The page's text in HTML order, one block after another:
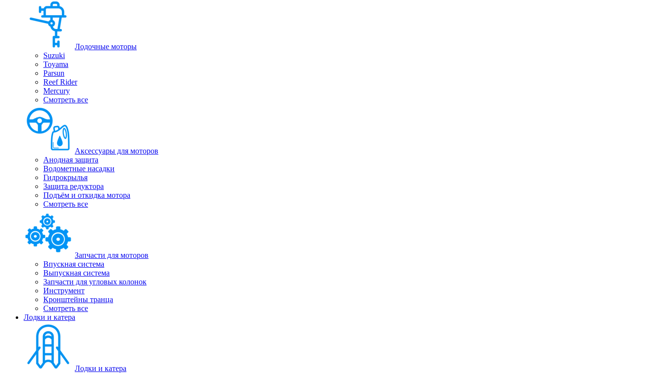
Лодочные моторы
Suzuki
Toyama
Parsun
Reef Rider
Mercury
Смотреть все
Аксессуары для моторов
Анодная защита
Водометные насадки
Гидрокрылья
Защита редуктора
Подъём и откидка мотора
Смотреть все
Запчасти для моторов
Впускная система
Выпускная система
Запчасти для угловых колонок
Инструмент
Кронштейны транца
Смотреть все
Лодки и катера
Лодки и катера